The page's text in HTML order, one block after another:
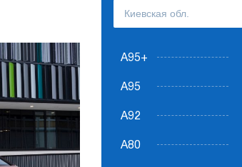
А95+
А95
А92
А80